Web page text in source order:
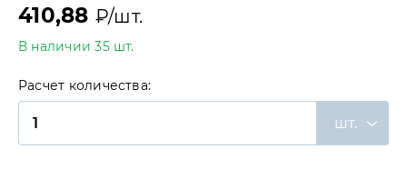
410,88 ₽/шт.
В наличии 35 шт.
Расчет количества:
шт.